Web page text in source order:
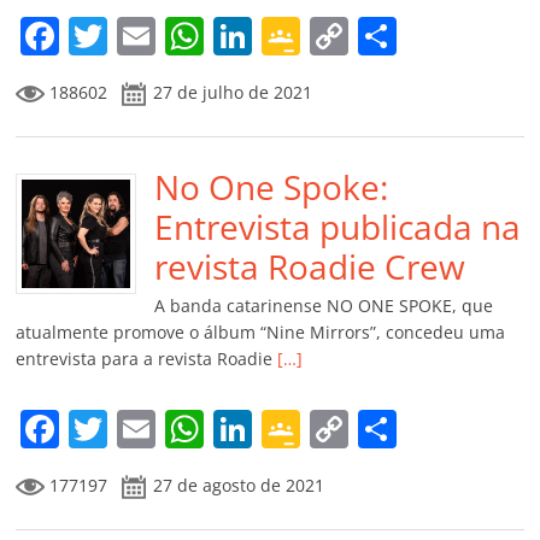
m
F
a
c
e
b
o
o
k
T
w
itt
er
E
m
ai
l
W
h
at
s
A
p
p
Li
n
k
e
dI
n
G
o
o
gl
e
Cl
a
ss
ro
o
m
C
y
Li
n
k
p
til
h
ar
188602 27 de julho de 2021
No One Spoke:
Entrevista publicada na
revista Roadie Crew
A banda catarinense NO ONE SPOKE, que
atualmente promove o álbum “Nine Mirrors”, concedeu uma
entrevista para a revista Roadie […]
F
a
c
T
w
itt
E
m
ai
W
at
Li
n
k
G
o
o
C
177197 27 de agosto de 2021